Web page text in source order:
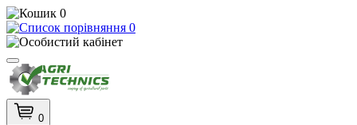
0
0
0